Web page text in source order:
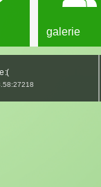
galerie
:(